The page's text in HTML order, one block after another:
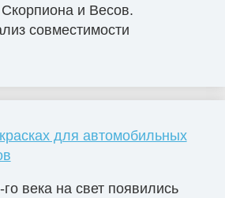
и Весов.
совместимости
для автомобильных
века на свет появились